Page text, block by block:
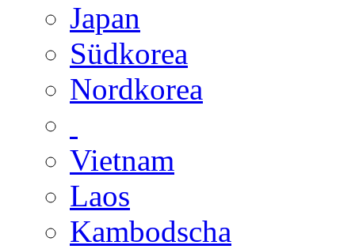
Japan
Südkorea
Nordkorea
Vietnam
Laos
Kambodscha